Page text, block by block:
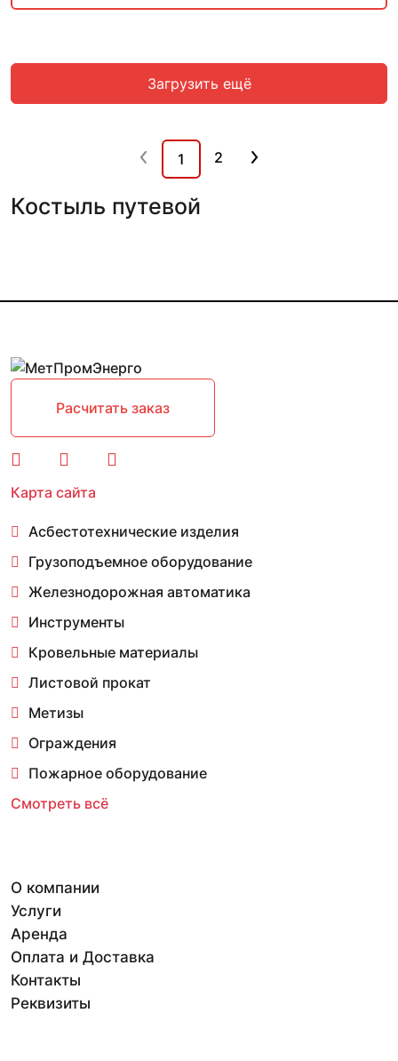
Загрузить ещё
1 2
Костыль путевой
Расчитать заказ
Карта сайта
Асбестотехнические изделия
Грузоподъемное оборудование
Железнодорожная автоматика
Инструменты
Кровельные материалы
Листовой прокат
Метизы
Ограждения
Пожарное оборудование
Смотреть всё
О компании
Услуги
Аренда
Оплата и Доставка
Контакты
Реквизиты